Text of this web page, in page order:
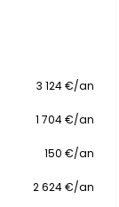
3 124 €/an
1 704 €/an
150 €/an
2 624 €/an